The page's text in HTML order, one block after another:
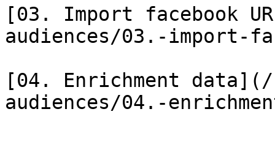
[03. Import facebook
audiences/03.-import-
[04. Enrichment